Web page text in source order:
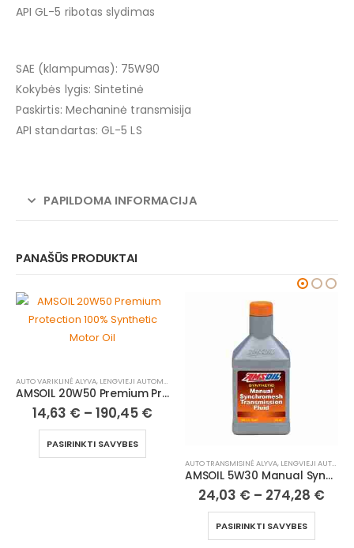
API GL-5 ribotas slydimas
SAE (klampumas): 75W90
Kokybės lygis: Sintetinė
Paskirtis: Mechaninė transmisija
API standartas: GL-5 LS
PAPILDOMA INFORMACIJA
PANAŠŪS PRODUKTAI
AMSOIL 20W50 Premium Protection 100% Synthetic Motor Oil
LENGVIEJI AUTOMOBILIAI
AMSOIL 5W30 Manual Synchromesh Transmission Fluid
AUTO VARIKLINĖ ALYVA
15,29€